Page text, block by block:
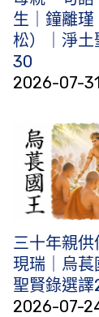
生｜鐘離瑾
松）｜淨土
30
2026-07-31
三十年親
現瑞｜烏萇
聖賢錄選譯
2026-07-